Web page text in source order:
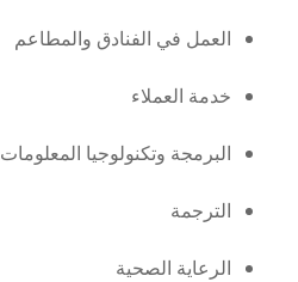
العمل في الفنادق والمطاعم
خدمة العملاء
البرمجة وتكنولوجيا المعلومات
الترجمة
الرعاية الصحية